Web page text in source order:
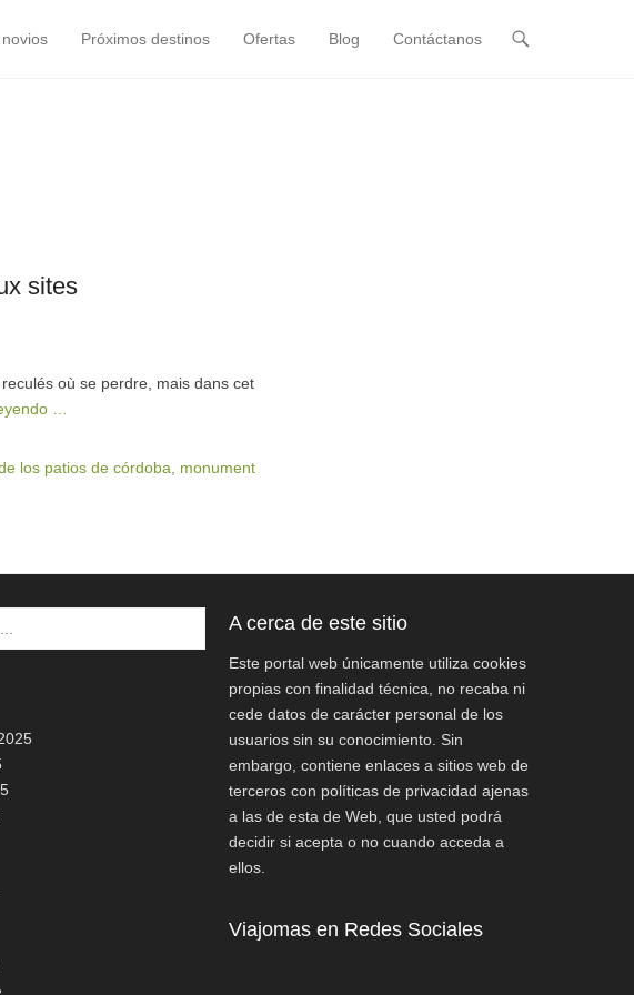
Próximos destinos Ofertas Blog Contáctanos
sites
où se perdre, mais dans cet
…
los patios de córdoba
monument
A cerca de este sitio
Este portal web únicamente utiliza cookies
propias con finalidad técnica, no recaba ni
cede datos de carácter personal de los
usuarios sin su conocimiento. Sin
embargo, contiene enlaces a sitios web de
terceros con políticas de privacidad ajenas
a las de esta de Web, que usted podrá
decidir si acepta o no cuando acceda a
ellos.
Viajomas en Redes Sociales